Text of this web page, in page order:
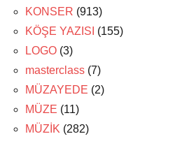
KONSER (913)
KÖŞE YAZISI (155)
LOGO (3)
masterclass (7)
MÜZAYEDE (2)
MÜZE (11)
MÜZİK (282)